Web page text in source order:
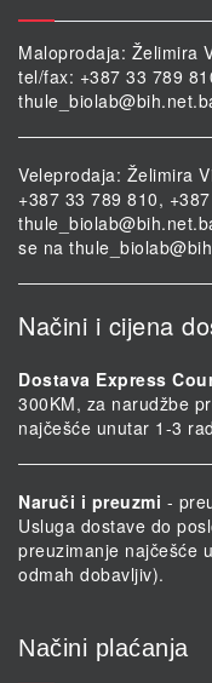
Maloprodaja: Želimira
tel/fax: +387 33 789
Veleprodaja: Želimira
+387 33 789 810,
se na
Načini i cijena
Dostava Express
300KM, za narudžbe
najčešće unutar 1-3
Naruči i preuzmi -
Usluga dostave do
preuzimanje najčešće
odmah dobavljiv).
Načini plaćanja